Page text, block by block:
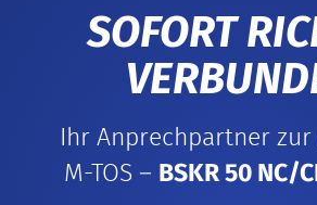
SOFORT
Ihr Anprechpartner zur
M-TOS – BSKR 50 NC/